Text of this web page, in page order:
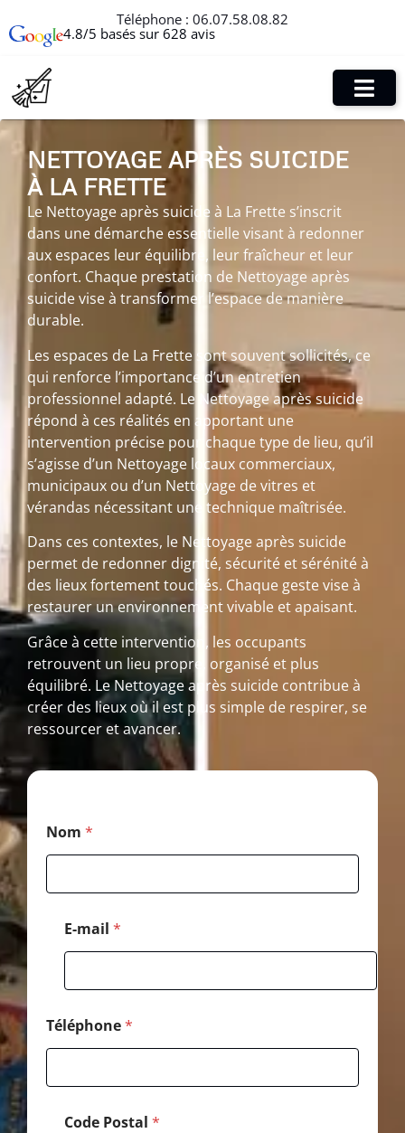
Téléphone : 06.07.58.08.82
4.8/5 basés sur 628 avis
NETTOYAGE APRÈS SUICIDE
À LA FRETTE
Le Nettoyage après suicide à La Frette s’inscrit
dans une démarche essentielle visant à redonner
aux espaces leur équilibre, leur fraîcheur et leur
confort. Chaque prestation de Nettoyage après
suicide vise à transformer l’espace de manière
durable.
Les espaces de La Frette sont souvent sollicités, ce
qui renforce l’importance d’un entretien
professionnel adapté. Le Nettoyage après suicide
répond à ces réalités en apportant une
intervention précise pour chaque type de lieu, qu’il
s’agisse d’un Nettoyage locaux commerciaux,
municipaux ou d’un Nettoyage de vitres et
vérandas nécessitant une technique maîtrisée.
Dans ces contextes, le Nettoyage après suicide
permet de redonner dignité, sécurité et sérénité à
des lieux fortement touchés. Chaque geste vise à
restaurer un environnement vivable et apaisant.
Grâce à cette intervention, les occupants
retrouvent un lieu propre, organisé et plus
équilibré. Le Nettoyage après suicide contribue à
créer des lieux où il est plus simple de respirer, se
ressourcer et avancer.
Nom *
E-mail *
Téléphone*
Code Postal *